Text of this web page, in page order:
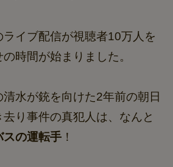
イブ配信が視聴者10万人を
時間が始まりました。
水が銃を向けた2年前の朝日
り事件の真犯人は、なんと
スの運転手！